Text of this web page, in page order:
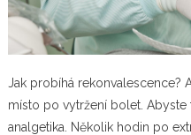
Jak probíhá rekonvalescence?
místo po vytržení bolet. Abyste
analgetika.
Několik hodin po